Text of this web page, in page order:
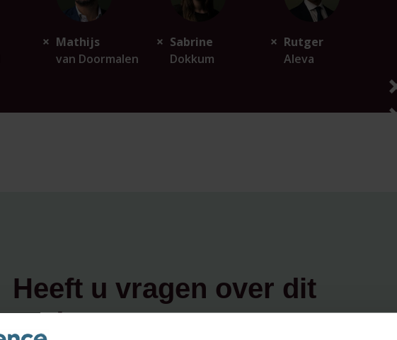
Mathijs
van Doormalen
Sabrine
Dokkum
Rutger
Aleva
Heeft u vragen over dit
onderwerp,